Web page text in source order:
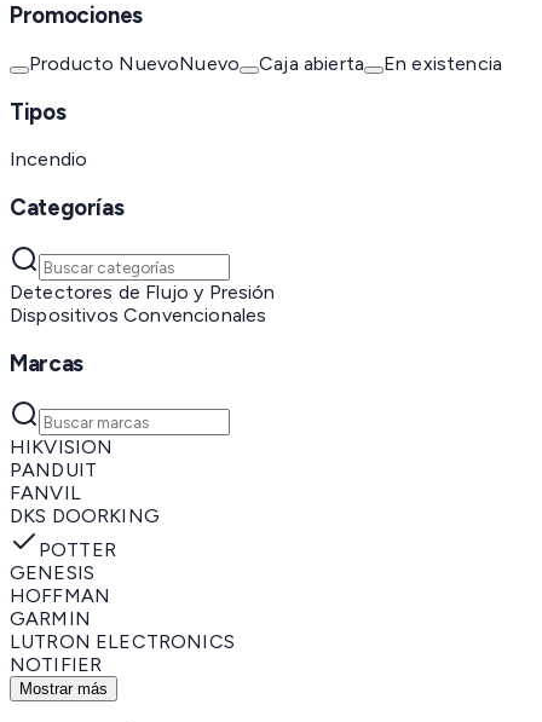
Promociones
Producto NuevoNuevo Caja abierta En existencia
Tipos
Incendio
Categorías
Detectores de Flujo y Presión
Dispositivos Convencionales
Marcas
HIKVISION
PANDUIT
FANVIL
DKS DOORKING
POTTER
GENESIS
HOFFMAN
GARMIN
LUTRON ELECTRONICS
NOTIFIER
Mostrar más